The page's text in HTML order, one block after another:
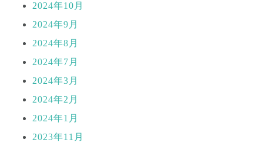
2024年10月
2024年9月
2024年8月
2024年7月
2024年3月
2024年2月
2024年1月
2023年11月